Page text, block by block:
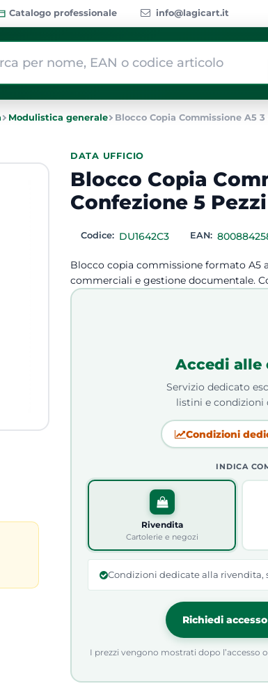
Catalogo professionale info@lagicart.it
di un filtro aggiorna automaticamente gli altri
Modulistica generale Blocco Copia Commissione A5 3
DATA UFFICIO
Blocco Copia
Confezione 5 Pezzi
Codice: DU1642C3 EAN:
Blocco copia commissione formato A5
commerciali e gestione documentale.
Accedi alle
Servizio dedicato
listini e condizioni
Condizioni
INDICA
Rivendita
Cartolerie e negozi
Condizioni dedicate alla
Richiedi
I prezzi vengono mostrati dopo l’accesso